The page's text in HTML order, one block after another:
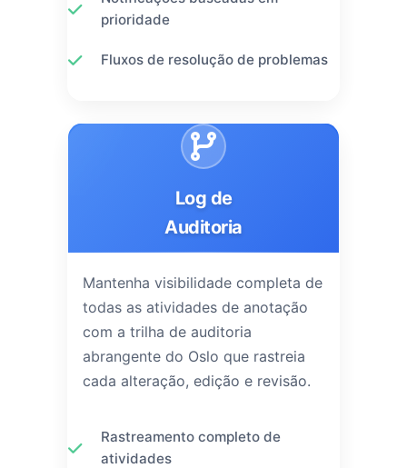
prioridade
Fluxos de resolução de problemas
Log de
Auditoria
Mantenha visibilidade completa de
todas as atividades de anotação
com a trilha de auditoria
abrangente do Oslo que rastreia
cada alteração, edição e revisão.
Rastreamento completo de
atividades